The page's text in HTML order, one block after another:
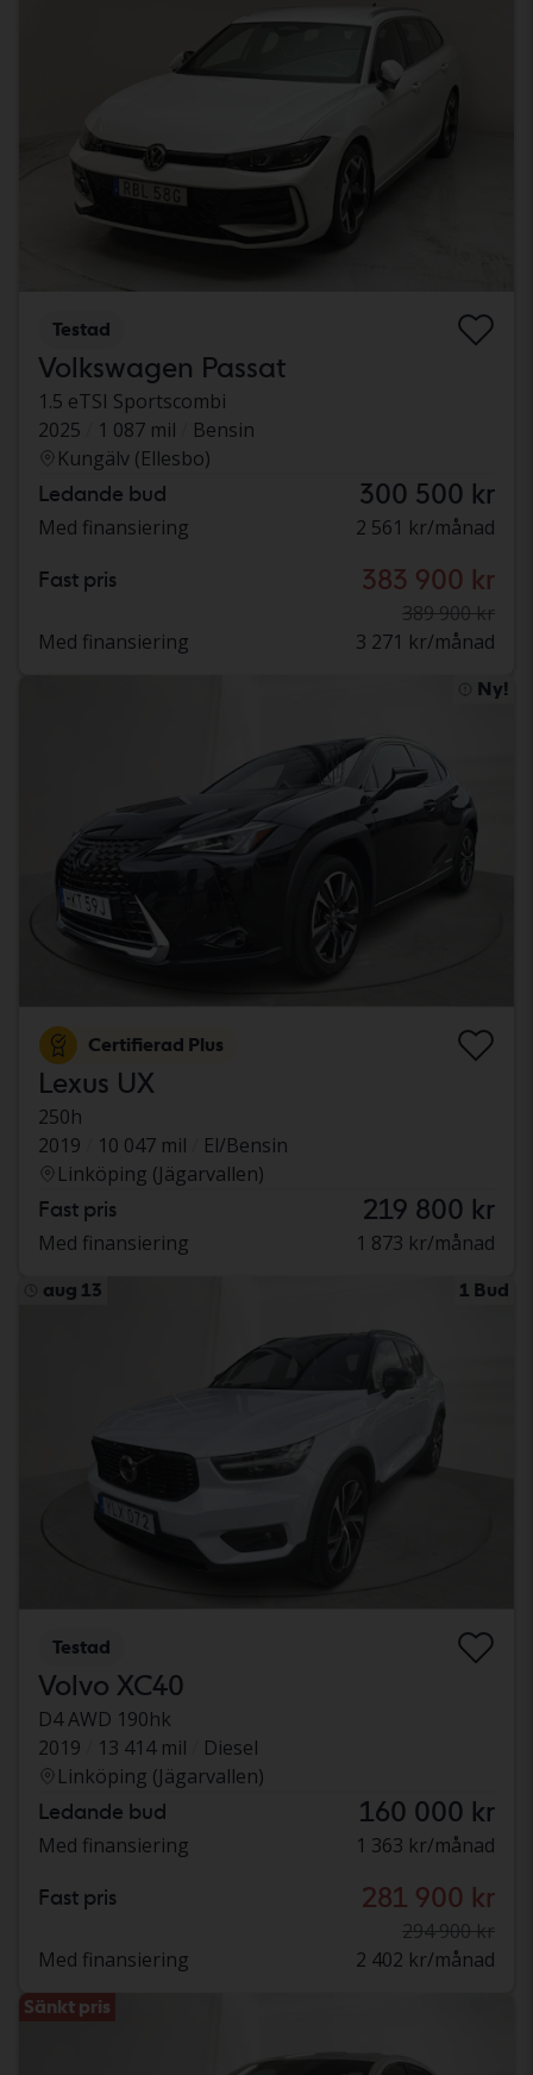
Testad
Volkswagen Passat
1.5 eTSI Sportscombi
2025
1 087 mil
Bensin
Kungälv (Ellesbo)
Ledande bud 300 500 kr
Med finansiering 2 561 kr/månad
Fast pris 383 900 kr
389 900 kr
Med finansiering
3 271 kr/månad
Ny!
Certifierad Plus
Lexus UX
250h
2019
10 047 mil
El/Bensin
Linköping (Jägarvallen)
Fast pris 219 800 kr
Med finansiering 1 873 kr/månad
aug 13 1 Bud
Testad
Volvo XC40
D4 AWD 190hk
2019
13 414 mil
Diesel
Linköping (Jägarvallen)
Ledande bud 160 000 kr
Med finansiering 1 363 kr/månad
Fast pris 281 900 kr
294 900 kr
Med finansiering
2 402 kr/månad
Sänkt pris